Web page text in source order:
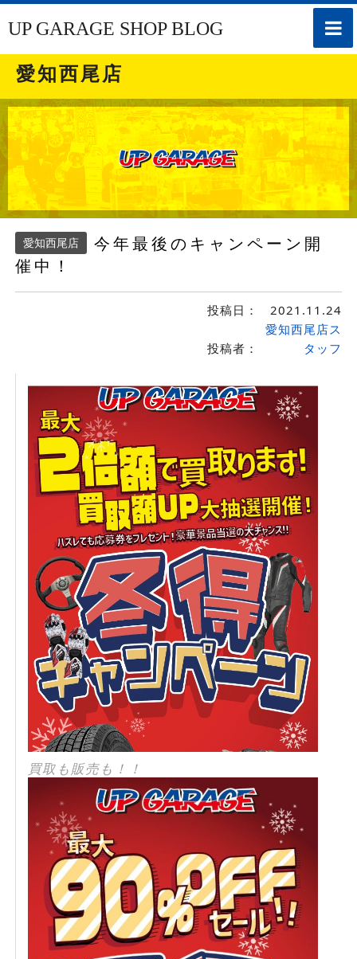
toggle
UP GARAGE SHOP BLOG
愛知西尾店
愛知西尾店
今年最後のキャンペーン開
催中！
投稿日： 2021.11.24
投稿者：
愛知西尾店ス
タッフ
買取も販売も！！